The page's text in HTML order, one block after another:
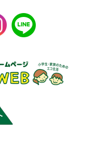
instagram